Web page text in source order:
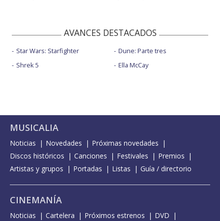
AVANCES DESTACADOS
Star Wars: Starfighter
Shrek 5
Dune: Parte tres
Ella McCay
MUSICALIA
Noticias Novedades
Próximas novedades
Discos históricos
Canciones Festivales
Premios
Artistas y grupos
Portadas Listas Guía / directorio
CINEMANÍA
Noticias Cartelera Próximos estrenos
DVD